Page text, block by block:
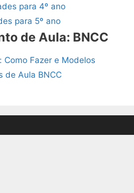
para 4º ano
para 5º ano
de Aula: BNCC
Como Fazer e Modelos
de Aula BNCC